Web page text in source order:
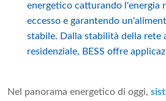
energetico catturando l'energia
eccesso e garantendo
stabile. Dalla stabilità della rete
residenziale, BESS offre
Nel panorama energetico di oggi,